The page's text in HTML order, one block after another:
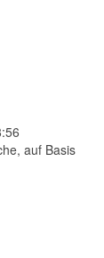
auf Basis